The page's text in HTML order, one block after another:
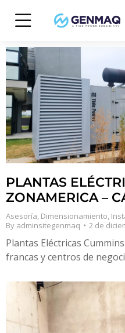
PLANTAS
ZONAMERICA –
Asesoría, Dimensionamiento,
By adminsitegenmaq 2 de
Plantas Eléctricas
francas y centros de